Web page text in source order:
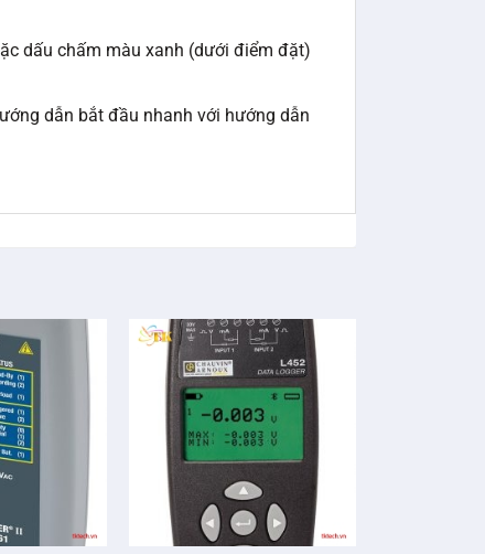
dấu chấm màu xanh (dưới điểm đặt)
dẫn bắt đầu nhanh với hướng dẫn